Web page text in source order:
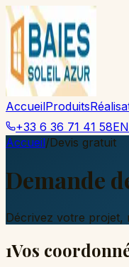
AccueilProduits
+33 6 36 71 41 58EN
Accueil/Devis gratuit
Demande
Décrivez votre projet,
1Vos